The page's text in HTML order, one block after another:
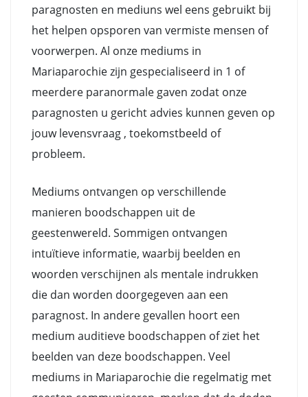
paragnosten en mediuns wel eens gebruikt bij
het helpen opsporen van vermiste mensen of
voorwerpen. Al onze mediums in
Mariaparochie zijn gespecialiseerd in 1 of
meerdere paranormale gaven zodat onze
paragnosten u gericht advies kunnen geven op
jouw levensvraag , toekomstbeeld of
probleem.
Mediums ontvangen op verschillende
manieren boodschappen uit de
geestenwereld. Sommigen ontvangen
intuïtieve informatie, waarbij beelden en
woorden verschijnen als mentale indrukken
die dan worden doorgegeven aan een
paragnost. In andere gevallen hoort een
medium auditieve boodschappen of ziet het
beelden van deze boodschappen. Veel
mediums in Mariaparochie die regelmatig met